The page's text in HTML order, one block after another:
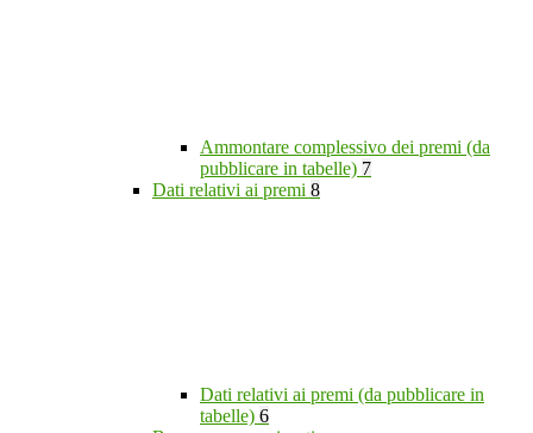
Ammontare complessivo dei premi (da
pubblicare in tabelle) 7
Dati relativi ai premi 8
Dati relativi ai premi (da pubblicare in
tabelle) 6